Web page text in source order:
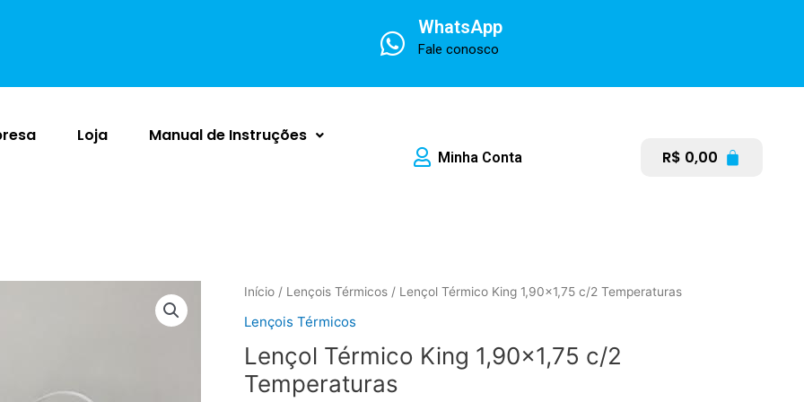
WhatsApp
Fale conosco
Loja Manual de Instruções
Minha Conta R$ 0,00
Início / Lençois Térmicos / Lençol Térmico King 1,90×1,75 c/2 Temperaturas
Lençois Térmicos
Lençol Térmico King 1,90×1,75 c/2
Temperaturas
Lençol
Térmico
King
1,90x1,75
c/2
Temperaturas